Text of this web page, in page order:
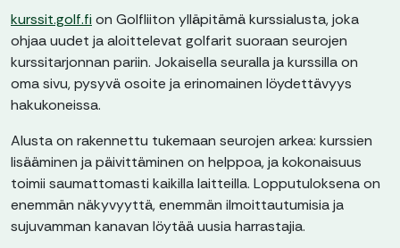
kurssit.golf.fi on Golfliiton ylläpitämä kurssialusta, joka
ohjaa uudet ja aloittelevat golfarit suoraan seurojen
kurssitarjonnan pariin. Jokaisella seuralla ja kurssilla on
oma sivu, pysyvä osoite ja erinomainen löydettävyys
hakukoneissa.
Alusta on rakennettu tukemaan seurojen arkea: kurssien
lisääminen ja päivittäminen on helppoa, ja kokonaisuus
toimii saumattomasti kaikilla laitteilla. Lopputuloksena on
enemmän näkyvyyttä, enemmän ilmoittautumisia ja
sujuvamman kanavan löytää uusia harrastajia.